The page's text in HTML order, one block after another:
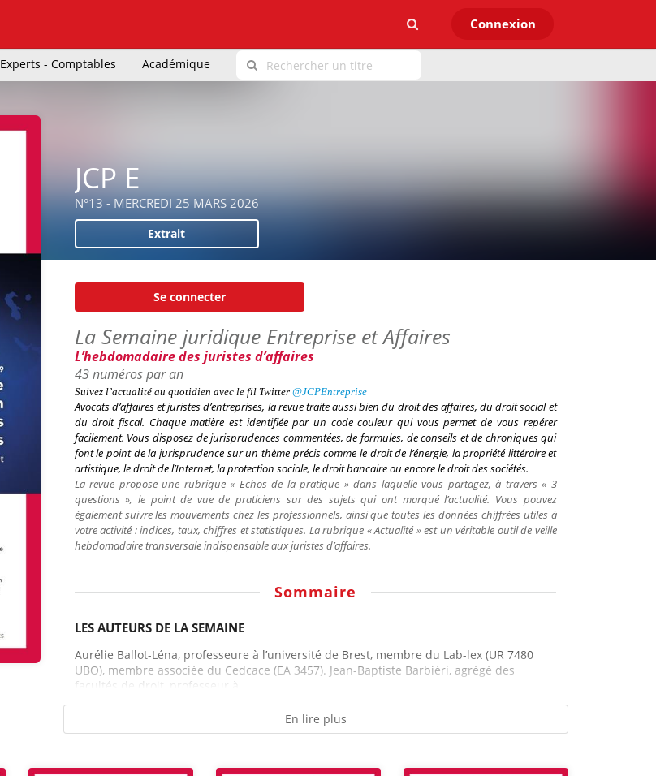
Connexion
Experts - Comptables Académique
JCP E
N°13 - MERCREDI 25 MARS 2026
Extrait
Se connecter
La Semaine juridique Entreprise et Affaires
L’hebdomadaire des juristes d’affaires
43 numéros par an
Suivez l’actualité au quotidien avec le fil Twitter @JCPEntreprise
Avocats d’affaires et juristes d’entreprises, la revue traite aussi bien du droit des affaires, du droit social et
du droit fiscal. Chaque matière est identifiée par un code couleur qui vous permet de vous repérer
facilement. Vous disposez de jurisprudences commentées, de formules, de conseils et de chroniques qui
font le point de la jurisprudence sur un thème précis comme le droit de l’énergie, la propriété littéraire et
artistique, le droit de l’Internet, la protection sociale, le droit bancaire ou encore le droit des sociétés.
La revue propose une rubrique « Echos de la pratique » dans laquelle vous partagez, à travers « 3
questions », le point de vue de praticiens sur des sujets qui ont marqué l’actualité. Vous pouvez
également suivre les mouvements chez les professionnels, ainsi que toutes les données chiffrées utiles à
votre activité : indices, taux, chiffres et statistiques. La rubrique « Actualité » est un véritable outil de veille
hebdomadaire transversale indispensable aux juristes d’affaires.
Sommaire
LES AUTEURS DE LA SEMAINE
Aurélie Ballot-Léna, professeure à l’université de Brest, membre du Lab-lex (UR 7480
UBO), membre associée du Cedcace (EA 3457). Jean-Baptiste Barbièri, agrégé des
facultés de droit, professeur à...
En lire plus